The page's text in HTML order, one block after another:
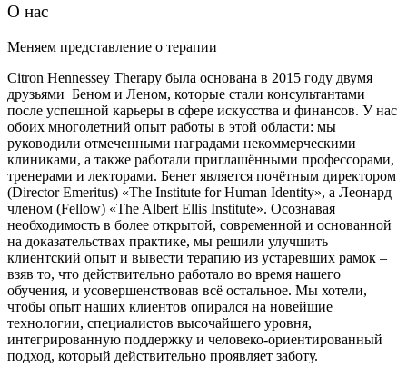
О нас
Меняем представление о терапии
Citron Hennessey Therapy была основана в 2015 году двумя
друзьями Беном и Леном, которые стали консультантами
после успешной карьеры в сфере искусства и финансов. У нас
обоих многолетний опыт работы в этой области: мы
руководили отмеченными наградами некоммерческими
клиниками, а также работали приглашёнными профессорами,
тренерами и лекторами. Бенет является почётным директором
(Director Emeritus) «The Institute for Human Identity», а Леонард
членом (Fellow) «The Albert Ellis Institute». Осознавая
необходимость в более открытой, современной и основанной
на доказательствах практике, мы решили улучшить
клиентский опыт и вывести терапию из устаревших рамок –
взяв то, что действительно работало во время нашего
обучения, и усовершенствовав всё остальное. Мы хотели,
чтобы опыт наших клиентов опирался на новейшие
технологии, специалистов высочайшего уровня,
интегрированную поддержку и человеко-ориентированный
подход, который действительно проявляет заботу.